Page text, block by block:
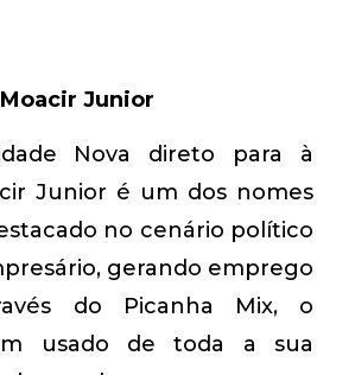
Moacir Junior
Nova direto para à
Junior é um dos nomes
no cenário político
gerando emprego
do Picanha Mix, o
usado de toda a sua